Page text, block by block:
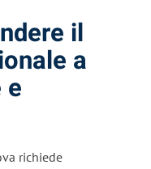
il
a
e
richiede